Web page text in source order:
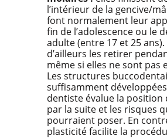
l’intérieur de la gencive/
font normalement leur
fin de l’adolescence ou le
adulte (entre 17 et 25
d’ailleurs les retirer
même si elles ne sont pas
Les structures
suffisamment
dentiste évalue la position
par la suite et les risques
pourraient poser. En
plasticité facilite la